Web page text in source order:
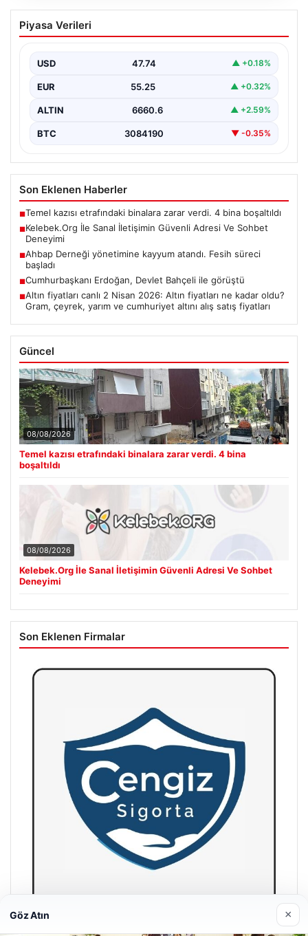
Kelebek.Org İle Sanal İletişimin Güvenli
Adresi Ve Sohbet Deneyimi
sağlaması kritik bir önem taşımaktadır. Güncel olarak…
Piyasa Verileri
USD 47.74 ▲ +0.18%
EUR 55.25 ▲ +0.32%
ALTIN 6660.6 ▲ +2.59%
BTC 3084190 ▼ -0.35%
Son Eklenen Haberler
■Temel kazısı etrafındaki binalara zarar verdi. 4 bina boşaltıldı
■Kelebek.Org İle Sanal İletişimin Güvenli Adresi Ve Sohbet
Deneyimi
■Ahbap Derneği yönetimine kayyum atandı. Fesih süreci
başladı
■Cumhurbaşkanı Erdoğan, Devlet Bahçeli ile görüştü
■Altın fiyatları canlı 2 Nisan 2026: Altın fiyatları ne kadar oldu?
Gram, çeyrek, yarım ve cumhuriyet altını alış satış fiyatları
Güncel
08/08/2026
Temel kazısı etrafındaki binalara zarar verdi. 4 bina
boşaltıldı
08/08/2026
Kelebek.Org İle Sanal İletişimin Güvenli Adresi Ve Sohbet
Deneyimi
Son Eklenen Firmalar
Göz Atın ×